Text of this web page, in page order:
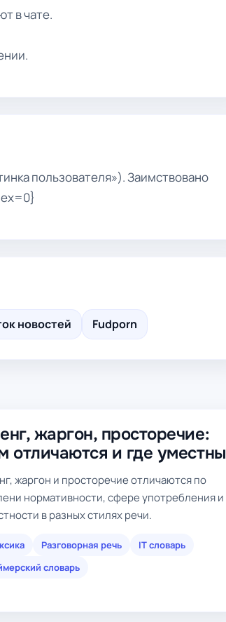
в чате.
пользователя»). Заимствовано
новостей Fudporn
жаргон, просторечие:
отличаются и где уместны
жаргон и просторечие отличаются по
нормативности, сфере употребления и
в разных стилях речи.
Разговорная речь
IT словарь
словарь